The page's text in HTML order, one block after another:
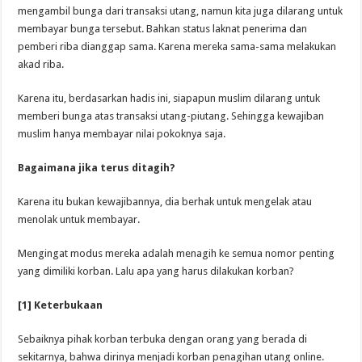
mengambil bunga dari transaksi utang, namun kita juga dilarang untuk
membayar bunga tersebut. Bahkan status laknat penerima dan
pemberi riba dianggap sama. Karena mereka sama-sama melakukan
akad riba.
Karena itu, berdasarkan hadis ini, siapapun muslim dilarang untuk
memberi bunga atas transaksi utang-piutang. Sehingga kewajiban
muslim hanya membayar nilai pokoknya saja.
Bagaimana jika terus ditagih?
Karena itu bukan kewajibannya, dia berhak untuk mengelak atau
menolak untuk membayar.
Mengingat modus mereka adalah menagih ke semua nomor penting
yang dimiliki korban. Lalu apa yang harus dilakukan korban?
[1] Keterbukaan
Sebaiknya pihak korban terbuka dengan orang yang berada di
sekitarnya, bahwa dirinya menjadi korban penagihan utang online.